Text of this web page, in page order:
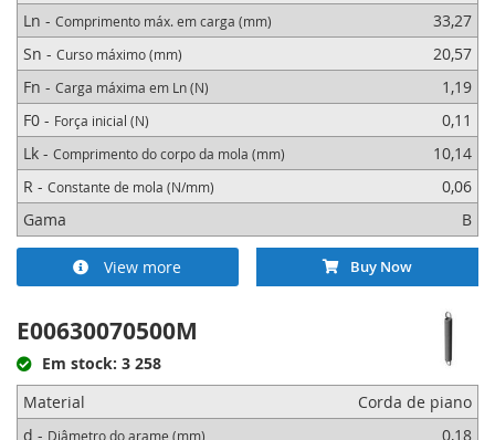
Ln - Comprimento máx. em carga (mm)
33,27
Sn - Curso máximo (mm)
20,57
Fn - Carga máxima em Ln (N)
1,19
F0 - Força inicial (N)
0,11
Lk - Comprimento do corpo da mola (mm)
10,14
R - Constante de mola (N/mm)
0,06
Gama
B
View more Buy Now
E00630070500M
Em stock: 3 258
Material
Corda de piano
d - Diâmetro do arame (mm)
0,18